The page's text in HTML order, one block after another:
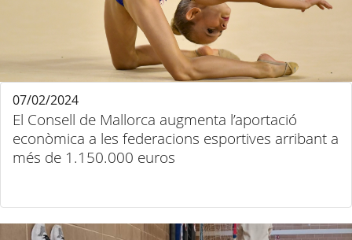
El Consell de Mallorca augmenta l’aportació
econòmica a les federacions esportives arribant a
més de 1.150.000 euros
07/02/2024